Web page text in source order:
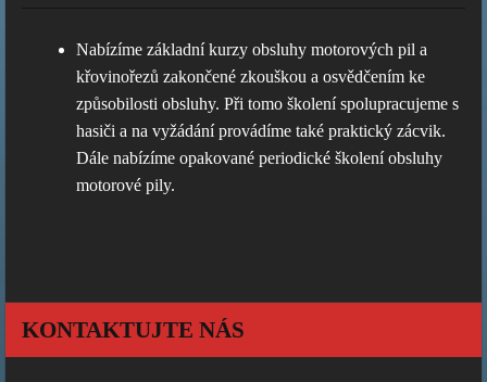
Nabízíme základní kurzy obsluhy motorových pil a
křovinořezů zakončené zkouškou a osvědčením ke
způsobilosti obsluhy. Při tomo školení spolupracujeme s
hasiči a na vyžádání provádíme také praktický zácvik.
Dále nabízíme opakované periodické školení obsluhy
motorové pily.
KONTAKTUJTE NÁS